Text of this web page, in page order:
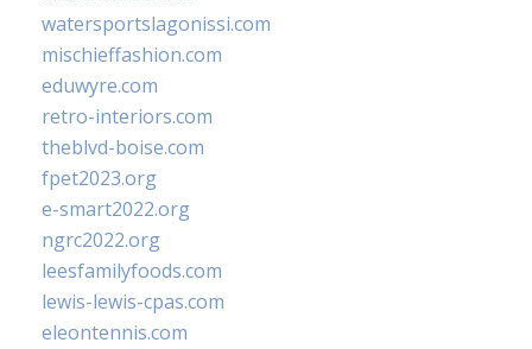
watersportslagonissi.com
mischieffashion.com
eduwyre.com
retro-interiors.com
theblvd-boise.com
fpet2023.org
e-smart2022.org
ngrc2022.org
leesfamilyfoods.com
lewis-lewis-cpas.com
eleontennis.com